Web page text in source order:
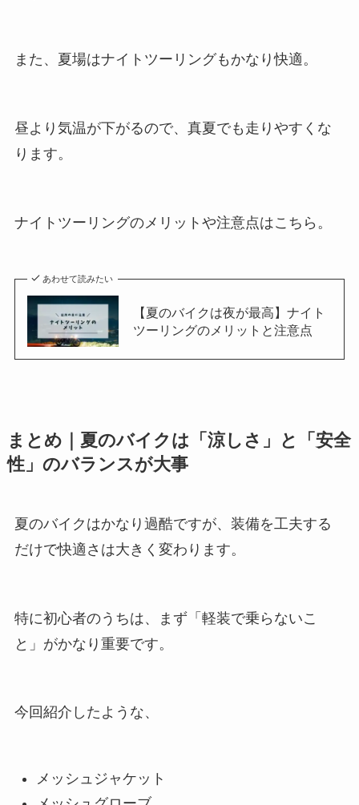
また、夏場はナイトツーリングもかなり快適。
昼より気温が下がるので、真夏でも走りやすくな
ります。
ナイトツーリングのメリットや注意点はこちら。
あわせて読みたい
【夏のバイクは夜が最高】ナイト
ツーリングのメリットと注意点
まとめ｜夏のバイクは「涼しさ」と「安全
性」のバランスが大事
夏のバイクはかなり過酷ですが、装備を工夫する
だけで快適さは大きく変わります。
特に初心者のうちは、まず「軽装で乗らないこ
と」がかなり重要です。
今回紹介したような、
メッシュジャケット